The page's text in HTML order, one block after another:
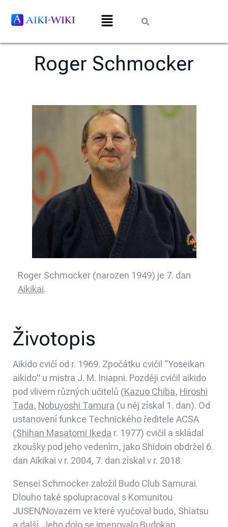
Roger Schmocker
Roger Schmocker (narozen 1949) je 7. dan
Aikikai.
Životopis
Aikido cvičí od r. 1969. Zpočátku cvičil “Yoseikan
aikido” u mistra J. M. Iniapni. Později cvičil aikido
pod vlivem různých učitelů (Kazuo Chiba, Hiroshi
Tada, Nobuyoshi Tamura (u něj získal 1. dan). Od
ustanovení funkce Technického ředitele ACSA
(Shihan Masatomi Ikeda r. 1977) cvičil a skládal
zkoušky pod jeho vedením, jako Shidoin obdržel 6.
dan Aikikai v r. 2004, 7. dan získal v r. 2018.
Sensei Schmocker založil Budo Club Samurai.
Dlouho také spolupracoval s Komunitou
JUSEN/Novazem ve které vyučoval budo, Shiatsu